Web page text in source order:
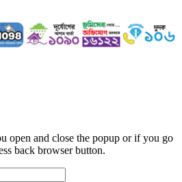
open and close the popup or if you go
back browser button.